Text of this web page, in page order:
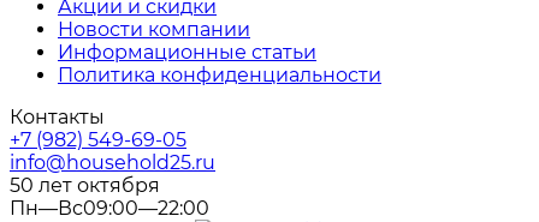
Акции и скидки
Новости компании
Информационные статьи
Политика конфиденциальности
Контакты
+7 (982) 549-69-05
info@household25.ru
50 лет октября
Пн—Вс09:00—22:00